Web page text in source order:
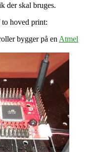
der skal bruges.
to hoved print:
bygger på en Atmel